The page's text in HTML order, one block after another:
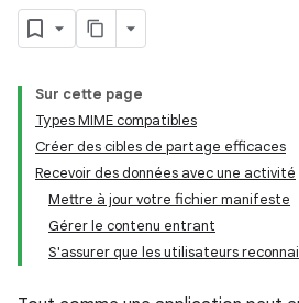
Sur cette page
Types MIME compatibles
Créer des cibles de partage efficaces
Recevoir des données avec une activité
Mettre à jour votre fichier manifeste
Gérer le contenu entrant
S'assurer que les utilisateurs